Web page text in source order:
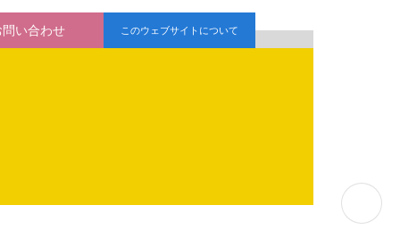
問い合わせ このウェブサイトについて